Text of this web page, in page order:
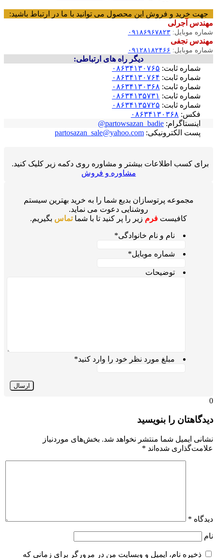
جهت خرید و فروش این محصول می توانید با ما در ارتباط باشید:
مهندس آجرلی
شماره موبایل: ۰۹۱۸۶۹۶۷۸۲۳
مهندس نجفی
شماره موبایل: ۰۹۱۲۸۱۸۲۴۶۶
دیگر راه های ارتباطی:
شماره ثابت: ۰۸۶۳۴۱۳۰۷۶۵
شماره ثابت: ۰۸۶۳۴۱۳۰۷۶۴
شماره ثابت: ۰۸۶۳۴۱۳۰۳۶۸
شماره ثابت: ۰۸۶۳۴۱۳۵۷۳۱
شماره ثابت: ۰۸۶۳۴۱۳۵۷۲۵
فکس: ۰۸۶۳۴۱۳۰۳۶۸
اینستاگرام: partowsazan_badie@
پست الکترونیکی: partosazan_sale@yahoo.com
برای کسب اطلاعات بیشتر و مشاوره روی دکمه زیر کلیک کنید.
مشاوره و فروش
مجموعه پرتوسازان بدیع شما را به خرید بهترین سیستم
روشنایی دعوت می نماید.
کافیست فرم زیر را پر کنید تا با شماتماس بگیریم.
نام و نام خانوادگی*
شماره موبایل*
توضیحات
مبلغ مورد نظر خود را وارد کنید*
0
دیدگاهتان را بنویسید
نشانی ایمیل شما منتشر نخواهد شد. بخش‌های موردنیاز
علامت‌گذاری شده‌اند *
دیدگاه *
نام
ذخیره نام، ایمیل و وبسایت من در مرورگر برای زمانی که